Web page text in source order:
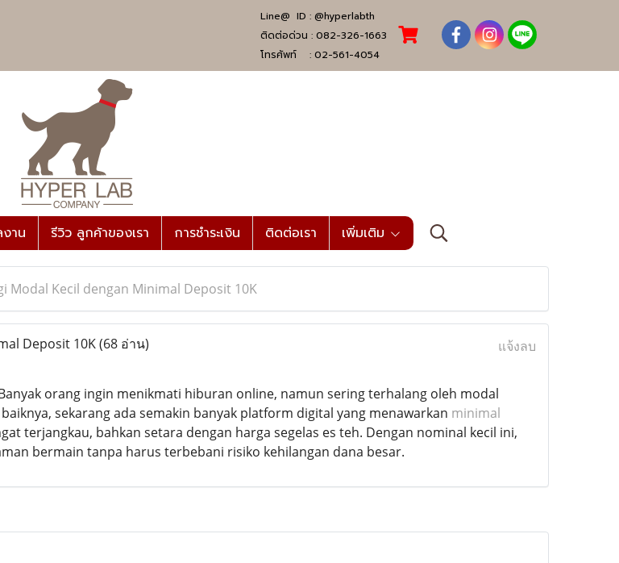
Line@ ID : @hyperlabth
ติดต่อด่วน : 082-326-1663
โทรศัพท์ : 02-561-4054
าน รีวิว ลูกค้าของเรา การชำระเงิน ติดต่อเรา เพิ่มเติม
Modal Kecil dengan Minimal Deposit 10K
Deposit 10K(68 อ่าน) แจ้งลบ
orang ingin menikmati hiburan online, namun sering terhalang oleh modal
sekarang ada semakin banyak platform digital yang menawarkan minimal
terjangkau, bahkan setara dengan harga segelas es teh. Dengan nominal kecil ini,
bermain tanpa harus terbebani risiko kehilangan dana besar.